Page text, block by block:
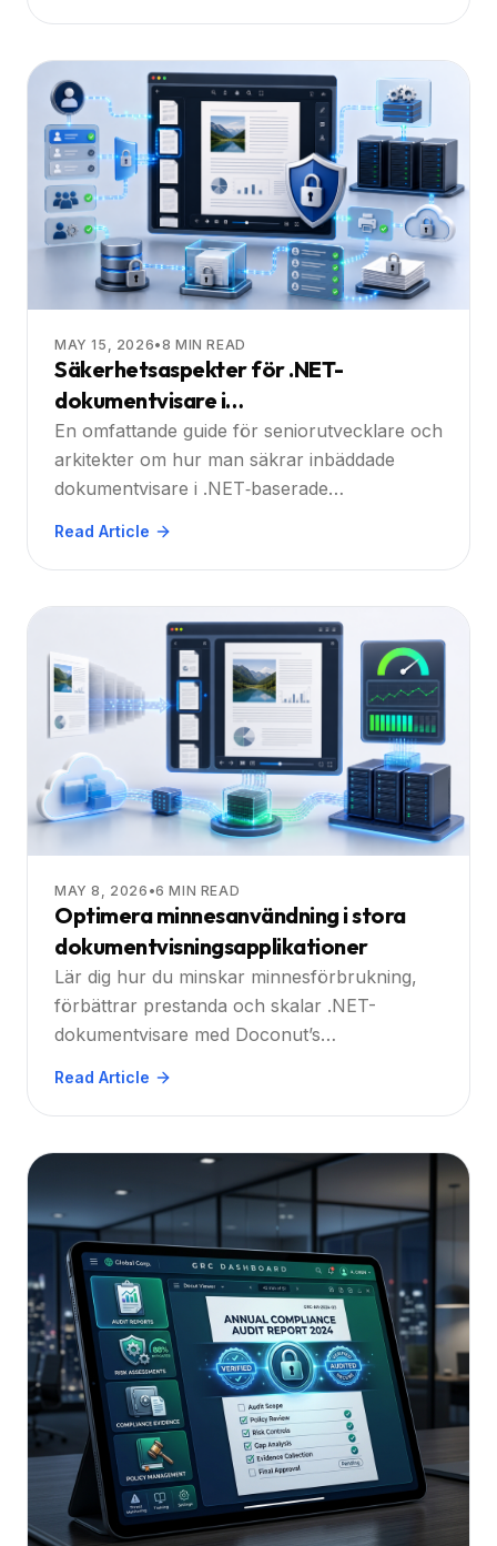
MAY 15, 2026•8 MIN READ
Säkerhetsaspekter för .NET-
dokumentvisare i
företagsapplikationer
En omfattande guide för seniorutvecklare och
arkitekter om hur man säkrar inbäddade
dokumentvisare i .NET‑baserade
löser varje utmaning.
Read Article
MAY 8, 2026 •6 MIN READ
Optimera minnesanvändning i stora
dokumentvisningsapplikationer
Lär dig hur du minskar minnesförbrukning,
förbättrar prestanda och skalar .NET-
dokumentvisare med Doconut’s
effektiva annoterings-/OCR‑plugins.
Read Article